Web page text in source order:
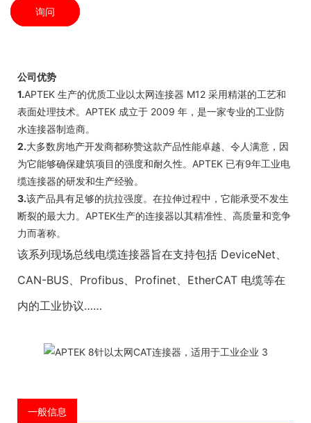
询问
公司优势
1.APTEK 生产的优质工业以太网连接器 M12 采用精湛的工艺和
表面处理技术。APTEK 成立于 2009 年，是一家专业的工业防
水连接器制造商。
2.大多数房地产开发商都称赞这款产品性能卓越、令人满意，因
为它能够确保建筑项目的强度和耐久性。APTEK 已有9年工业电
缆连接器的研发和生产经验。
3.该产品具有足够的抗拉强度。在拉伸过程中，它能承受不发生
断裂的最大力。APTEK生产的连接器以其精准性、高质量和竞争
力而著称。
该系列现场总线电缆连接器旨在支持包括 DeviceNet、
CAN-BUS、Profibus、Profinet、EtherCAT 电缆等在
内的工业协议……
一般信息